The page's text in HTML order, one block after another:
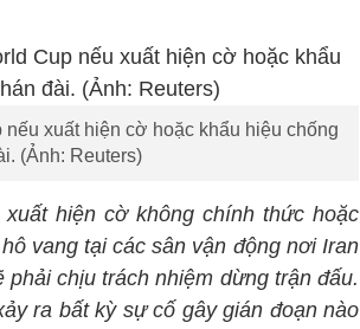
xuất hiện cờ hoặc khẩu hiệu chống
(Ảnh: Reuters)
hiện cờ không chính thức hoặc
vang tại các sân vận động nơi Iran
chịu trách nhiệm dừng trận đấu.
ra bất kỳ sự cố gây gián đoạn nào